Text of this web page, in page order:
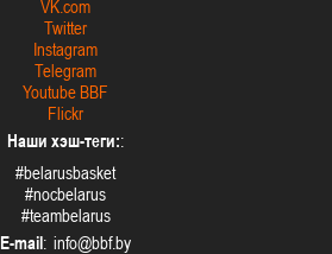
VK.com
Twitter
Instagram
Telegram
Youtube BBF
Flickr
Наши хэш-теги::
#belarusbasket
#nocbelarus
#teambelarus
E-mail: